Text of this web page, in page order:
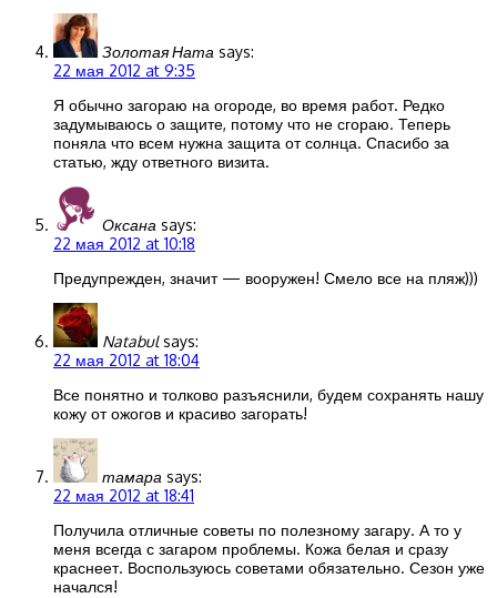
Золотая Ната says:
22 мая 2012 at 9:35
Я обычно загораю на огороде, во время работ. Редко
задумываюсь о защите, потому что не сгораю. Теперь
поняла что всем нужна защита от солнца. Спасибо за
статью, жду ответного визита.
Оксана says:
22 мая 2012 at 10:18
Предупрежден, значит — вооружен! Смело все на пляж)))
Natabul says:
22 мая 2012 at 18:04
Все понятно и толково разъяснили, будем сохранять нашу
кожу от ожогов и красиво загорать!
тамара says:
22 мая 2012 at 18:41
Получила отличные советы по полезному загару. А то у
меня всегда с загаром проблемы. Кожа белая и сразу
краснеет. Воспользуюсь советами обязательно. Сезон уже
начался!